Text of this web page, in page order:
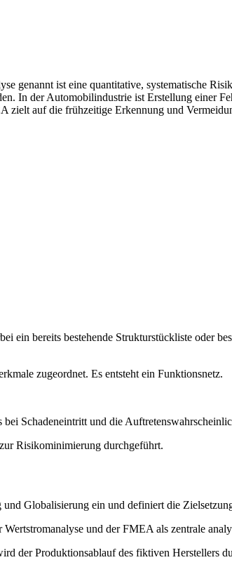
genannt ist eine quantitative, systematische
In der Automobilindustrie ist Erstellung einer
auf die frühzeitige Erkennung und
ein bereits bestehende Strukturstückliste oder
zugeordnet. Es entsteht ein Funktionsnetz.
Schadeneintritt und die
Risikominimierung durchgeführt.
Globalisierung ein und definiert die
und der FMEA als zentrale
der Produktionsablauf des fiktiven Herstellers